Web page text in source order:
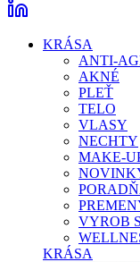
KRÁSA
ANTI-
AKNÉ
PLEŤ
TELO
VLASY
NECHTY
MAKE-
VYROB
KRÁSA